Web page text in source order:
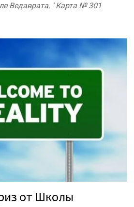
Ведаврата. ‘ Карта № 301
от Школы